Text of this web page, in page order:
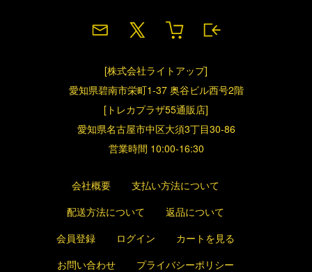
[株式会社ライトアップ]
愛知県碧南市栄町1-37 奥谷ビル西号2階
[トレカプラザ55通販店]
愛知県名古屋市中区大須3丁目30-86
営業時間 10:00-16:30
会社概要
支払い方法について
配送方法について
返品について
会員登録
ログイン
カートを見る
お問い合わせ
プライバシーポリシー